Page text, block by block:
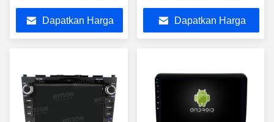
Android Mobil
Multimedia Player
Dapatkan Harga
2015 - 2020 Fit 3 2013-
2020 Multimedia Stereo
Dapatkan Harga